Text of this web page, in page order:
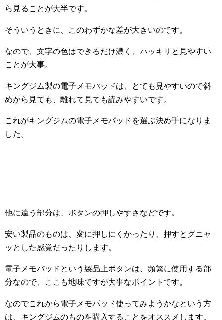
ら見ることが大半です。
そういうときに、このわずかな差が大きいのです。
なので、文字の色はできるだけ濃く、ハッキリと見やすい
ことが大事。
キングジム製の電子メモパッドは、とても見やすいので斜
めから見ても、離れて見ても読みやすいです。
これがキングジムの電子メモパッドを選ぶ決め手になりま
した。
他に違う部分は、ボタンの押しやすさなどです。
安い製品のものは、変に押しにくかったり、押すとグニャ
ッとした感覚だったりします。
電子メモパッドという製品上ボタンは、頻繁に使用する部
分なので、ここも地味ですが大事なポイントです。
なのでこれから電子メモパッド使ってみようかなという方
は、キングジムのものを購入することをオススメします。